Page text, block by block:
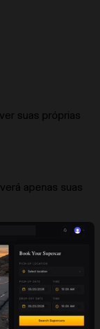
suas próprias
apenas suas